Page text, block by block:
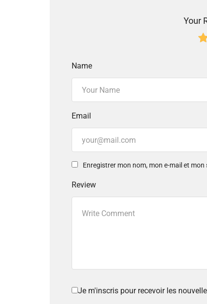
Your
Name
Email
Enregistrer mon nom, mon e-mail et
Review
Je m'inscris pour recevoir les